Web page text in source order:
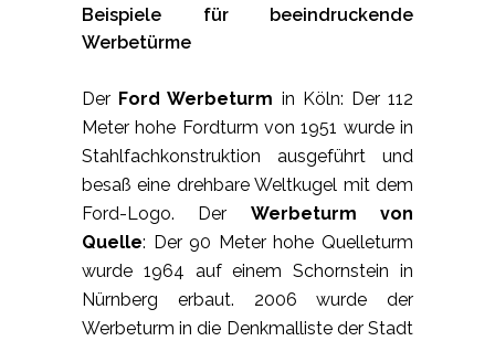
Beispiele für beeindruckende
Werbetürme
Der Ford Werbeturm in Köln: Der 112
Meter hohe Fordturm von 1951 wurde in
Stahlfachkonstruktion ausgeführt und
besaß eine drehbare Weltkugel mit dem
Ford-Logo. Der Werbeturm von
Quelle: Der 90 Meter hohe Quelleturm
wurde 1964 auf einem Schornstein in
Nürnberg erbaut. 2006 wurde der
Werbeturm in die Denkmalliste der Stadt